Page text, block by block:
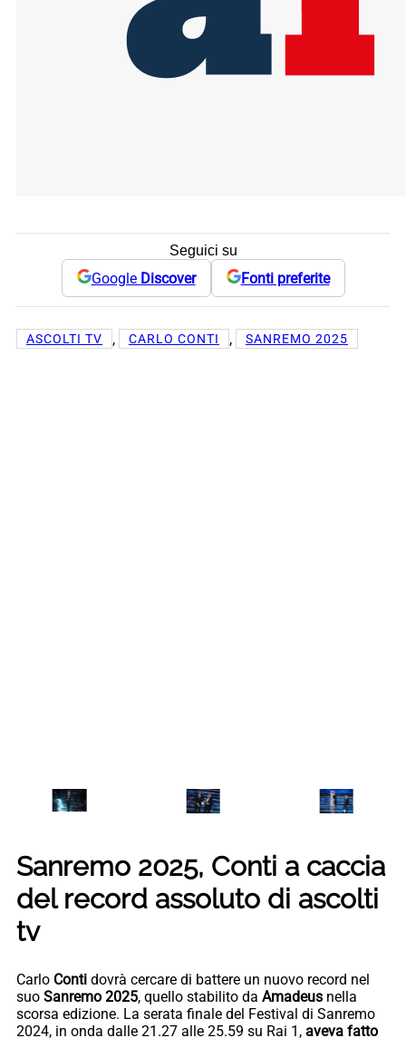
Seguici su
Google Discover Fonti preferite
ASCOLTI TV , CARLO CONTI , SANREMO 2025
Sanremo 2025, Conti a caccia
del record assoluto di ascolti
tv
Carlo Conti dovrà cercare di battere un nuovo record nel
suo Sanremo 2025, quello stabilito da Amadeus nella
scorsa edizione. La serata finale del Festival di Sanremo
2024, in onda dalle 21.27 alle 25.59 su Rai 1, aveva fatto